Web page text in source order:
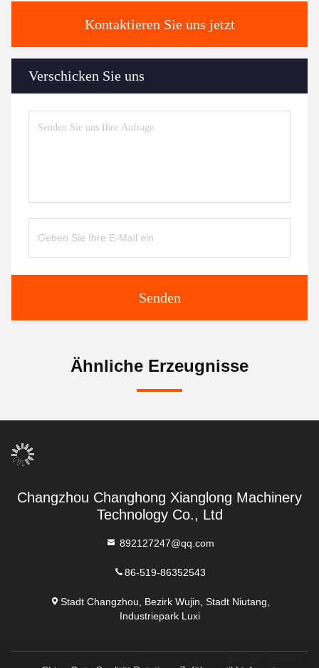
Kontaktieren Sie uns jetzt
Verschicken Sie uns
Senden
Ähnliche Erzeugnisse
Changzhou Changhong Xianglong Machinery
Technology Co., Ltd
892127247@qq.com
86-519-86352543
Stadt Changzhou, Bezirk Wujin, Stadt Niutang,
Industriepark Luxi